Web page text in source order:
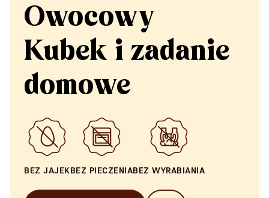
Owocowy
Kubek i zadanie
domowe
BEZ JAJEKBEZ PIECZENIABEZ WYRABIANIA